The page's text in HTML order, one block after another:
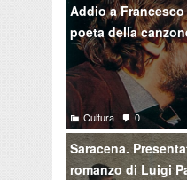
Addio a
poeta della
Cultura 0
Saracena.
romanzo di Luigi